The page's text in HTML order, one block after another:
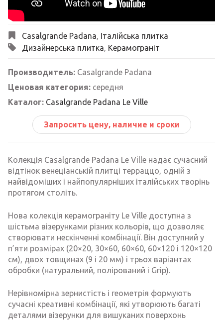
Casalgrande Padana, Італійська плитка
Дизайнерська плитка, Керамограніт
Производитель: Casalgrande Padana
Ценовая категория: середня
Каталог: Casalgrande Padana Le Ville
Запросить цену, наличие и сроки
Колекція Casalgrande Padana Le Ville надає сучасний
відтінок венеціанській плитці терраццо, одній з
найвідоміших і найпопулярніших італійських творінь
протягом століть.
Нова колекція керамограніту Le Ville доступна з
шістьма візерунками різних кольорів, що дозволяє
створювати нескінченні комбінації. Він доступний у
п’яти розмірах (20×20, 30×60, 60×60, 60×120 і 120×120
см), двох товщинах (9 і 20 мм) і трьох варіантах
обробки (натуральний, полірований і Grip).
Нерівномірна зернистість і геометрія формують
сучасні креативні комбінації, які утворюють багаті
деталями візерунки для вишуканих поверхонь